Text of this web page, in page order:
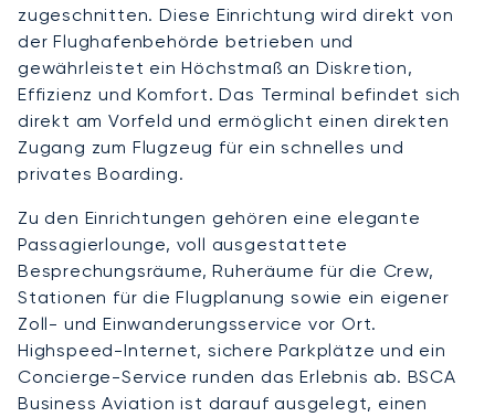
zugeschnitten. Diese Einrichtung wird direkt von
der Flughafenbehörde betrieben und
gewährleistet ein Höchstmaß an Diskretion,
Effizienz und Komfort. Das Terminal befindet sich
direkt am Vorfeld und ermöglicht einen direkten
Zugang zum Flugzeug für ein schnelles und
privates Boarding.
Zu den Einrichtungen gehören eine elegante
Passagierlounge, voll ausgestattete
Besprechungsräume, Ruheräume für die Crew,
Stationen für die Flugplanung sowie ein eigener
Zoll- und Einwanderungsservice vor Ort.
Highspeed-Internet, sichere Parkplätze und ein
Concierge-Service runden das Erlebnis ab. BSCA
Business Aviation ist darauf ausgelegt, einen